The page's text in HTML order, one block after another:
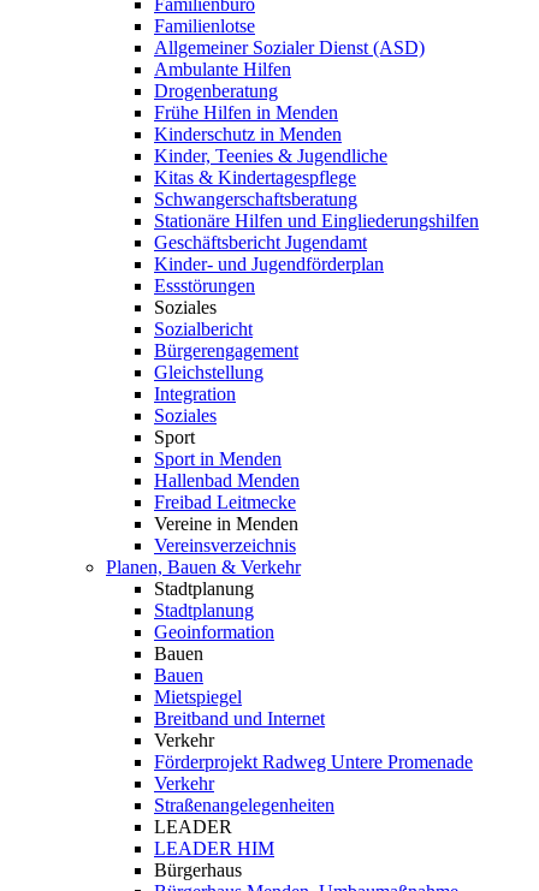
Familienbüro
Familienlotse
Allgemeiner Sozialer Dienst (ASD)
Ambulante Hilfen
Drogenberatung
Frühe Hilfen in Menden
Kinderschutz in Menden
Kinder, Teenies & Jugendliche
Kitas & Kindertagespflege
Schwangerschaftsberatung
Stationäre Hilfen und Eingliederungshilfen
Geschäftsbericht Jugendamt
Kinder- und Jugendförderplan
Essstörungen
Soziales
Sozialbericht
Bürgerengagement
Gleichstellung
Integration
Soziales
Sport
Sport in Menden
Hallenbad Menden
Freibad Leitmecke
Vereine in Menden
Vereinsverzeichnis
Planen, Bauen & Verkehr
Stadtplanung
Stadtplanung
Geoinformation
Bauen
Bauen
Mietspiegel
Breitband und Internet
Verkehr
Förderprojekt Radweg Untere Promenade
Verkehr
Straßenangelegenheiten
LEADER
LEADER HIM
Bürgerhaus